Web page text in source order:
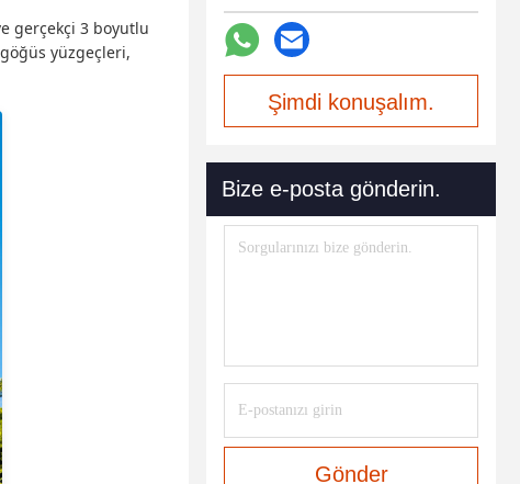
gerçekçi 3 boyutlu
yüzgeçleri,
Şimdi konuşalım.
Bize e-posta gönderin.
Gönder